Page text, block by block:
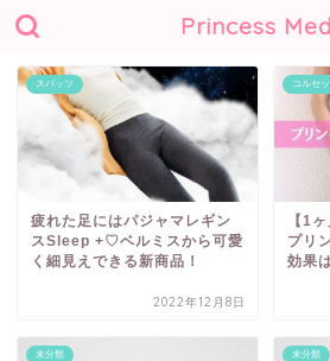
Princess
スパッツ
疲れた足にはパジャマレギン
スSleep +♡ベルミスから可愛
く細見えできる新商品！
2022年12月8日
コルセッ
【1
プリ
効果
未分類 未分類